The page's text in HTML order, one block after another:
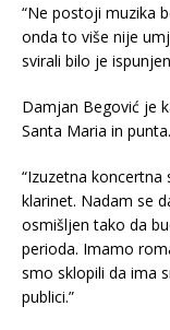
“Ne postoji muzika
onda to više nije
svirali bilo je
Damjan Begović je
Santa Maria in punta.
“Izuzetna
klarinet. Nadam se
osmišljen tako da
perioda. Imamo
smo sklopili da ima
publici.”